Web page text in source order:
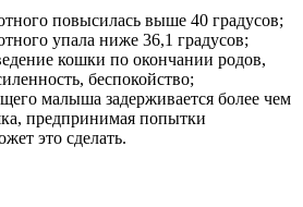
повысилась выше 40 градусов;
упала ниже 36,1 градусов;
кошки по окончании родов,
беспокойство;
малыша задерживается более чем
предпринимая попытки
это сделать.